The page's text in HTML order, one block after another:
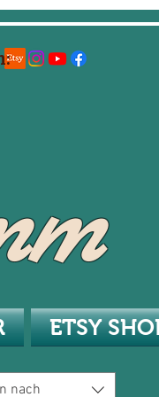
ETSY
nach